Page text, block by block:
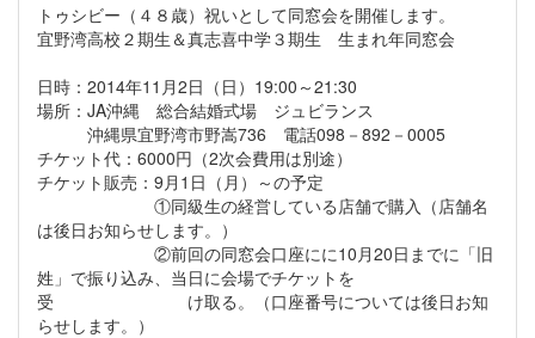
トゥシビー（４８歳）祝いとして同窓会を開催します。
宜野湾高校２期生＆真志喜中学３期生 生まれ年同窓会
日時：2014年11月2日（日）19:00～21:30
場所：JA沖縄 総合結婚式場 ジュビランス
沖縄県宜野湾市野嵩736 電話098－892－0005
チケット代：6000円（2次会費用は別途）
チケット販売：9月1日（月）～の予定
①同級生の経営している店舗で購入（店舗名
は後日お知らせします。）
②前回の同窓会口座にに10月20日までに「旧
姓」で振り込み、当日に会場でチケットを
受 け取る。（口座番号については後日お知
らせします。）